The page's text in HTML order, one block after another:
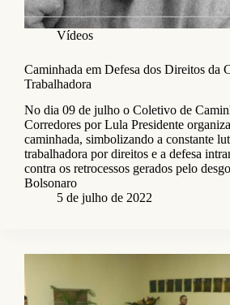
Vídeos
Caminhada em Defesa dos Direitos da
Trabalhadora
No dia 09 de julho o Coletivo de
Corredores por Lula Presidente
caminhada, simbolizando a constante
trabalhadora por direitos e a defesa
contra os retrocessos gerados pelo
Bolsonaro
5 de julho de 2022